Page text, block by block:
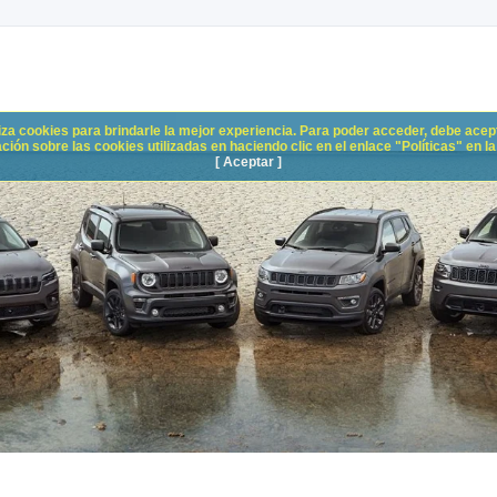
cookies para brindarle la mejor experiencia. Para poder acceder, debe
sobre las cookies utilizadas en haciendo clic en el enlace "Políticas" en
[ Aceptar ]